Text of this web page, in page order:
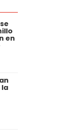
en
la